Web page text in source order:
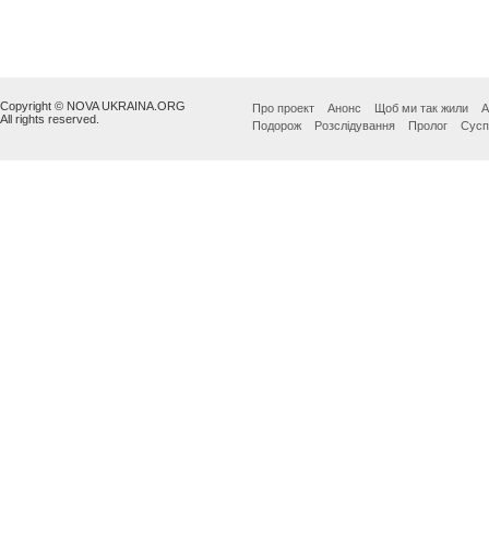
Copyright © NOVA UKRAINA.ORG
All rights reserved.
Про проект Анонс Щоб ми так жили
Подорож
Розслідування Пролог